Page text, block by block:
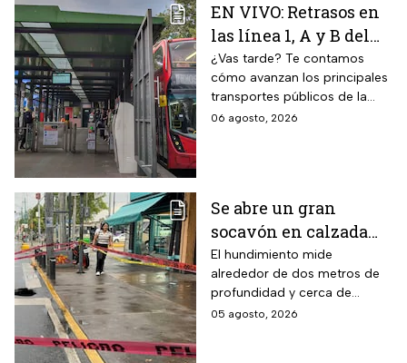
EN VIVO: Retrasos en
las línea 1, A y B del
Metro CDMX;
Metrobús sin
contratiempos hoy
jueves 6 de agosto
¿Vas tarde? Te contamos
cómo avanzan los principales
transportes públicos de la
capital durante este jueves.
06 agosto, 2026
Se abre un gran
socavón en calzada
Taxqueña tras paso de
Trolebús
El hundimiento mide
alrededor de dos metros de
profundidad y cerca de
cuatro metros de diámetro.
05 agosto, 2026